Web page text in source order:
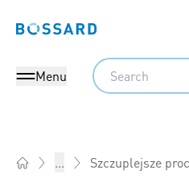
Bossard homepage
Menu
Search
... Szczuplejsze